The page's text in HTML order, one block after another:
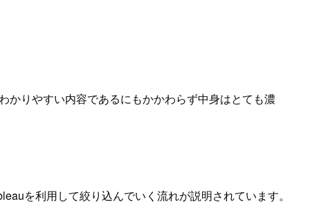
かりやすい内容であるにもかかわらず中身はとても濃
を利用して絞り込んでいく流れが説明されています。